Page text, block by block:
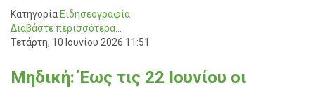
Κατηγορία Ειδησεογραφία
Διαβάστε περισσότερα...
Τετάρτη, 10 Ιουνίου 2026 11:51
Μηδική: Έως τις 22 Ιουνίου οι